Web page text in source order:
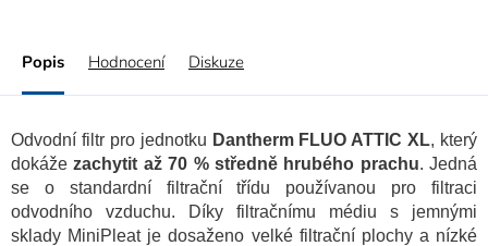
Popis Hodnocení Diskuze
Odvodní filtr pro jednotku Dantherm FLUO ATTIC XL, který
dokážezachytit až 70 % středně hrubého prachu. Jedná
se o standardní filtrační třídu používanou pro filtraci
odvodního vzduchu. Díky filtračnímu médiu s jemnými
sklady MiniPleat je dosaženo velké filtrační plochy a nízké